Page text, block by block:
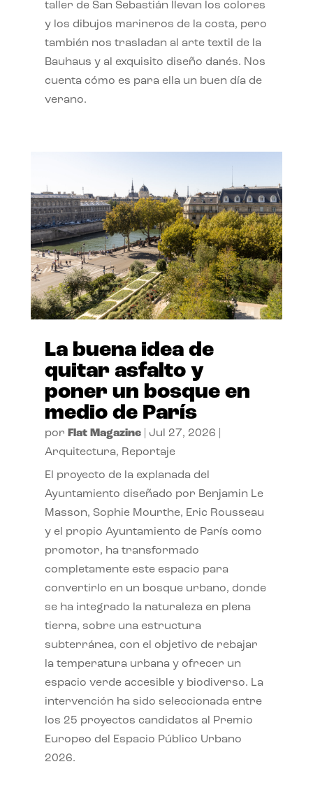
taller de San Sebastián llevan los colores
y los dibujos marineros de la costa, pero
también nos trasladan al arte textil de la
Bauhaus y al exquisito diseño danés. Nos
cuenta cómo es para ella un buen día de
verano.
La buena idea de
quitar asfalto y
poner un bosque en
medio de París
por Flat Magazine| Jul 27, 2026
Arquitectura, Reportaje
El proyecto de la explanada del
Ayuntamiento diseñado por Benjamin Le
Masson, Sophie Mourthe, Eric Rousseau
y el propio Ayuntamiento de París como
promotor, ha transformado
completamente este espacio para
convertirlo en un bosque urbano, donde
se ha integrado la naturaleza en plena
tierra, sobre una estructura
subterránea, con el objetivo de rebajar
la temperatura urbana y ofrecer un
espacio verde accesible y biodiverso. La
intervención ha sido seleccionada entre
los 25 proyectos candidatos al Premio
Europeo del Espacio Público Urbano
2026.